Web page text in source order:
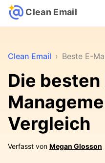
Clean Email
Clean Email › Beste E-
Die
Vergleich
Verfasst von Megan Glosson